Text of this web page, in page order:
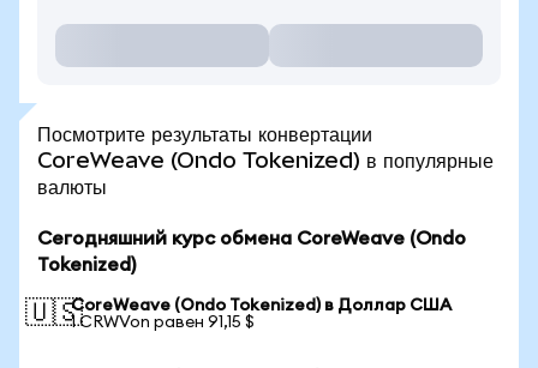
Посмотрите результаты конвертации
CoreWeave (Ondo Tokenized) в популярные
валюты
Сегодняшний курс обмена CoreWeave (Ondo
Tokenized)
🇺🇸CoreWeave (Ondo Tokenized) в Доллар США
1 CRWVon равен 91,15 $